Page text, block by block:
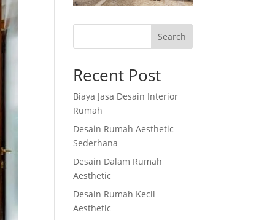
Search
Recent Post
Biaya Jasa Desain Interior
Rumah
Desain Rumah Aesthetic
Sederhana
Desain Dalam Rumah
Aesthetic
Desain Rumah Kecil
Aesthetic